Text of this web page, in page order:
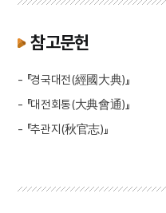
참고문헌
- 『경국대전(經國大典)』
- 『대전회통(大典會通)』
- 『추관지(秋官志)』